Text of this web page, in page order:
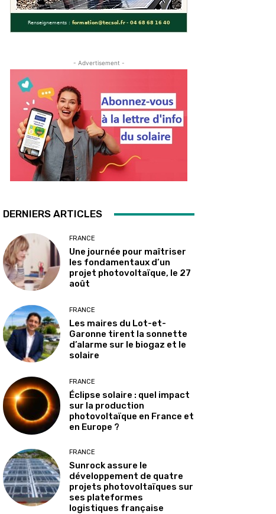
- Advertisement -
DERNIERS ARTICLES
FRANCE
Une journée pour maîtriser
les fondamentaux d’un
projet photovoltaïque, le 27
août
FRANCE
Les maires du Lot-et-
Garonne tirent la sonnette
d’alarme sur le biogaz et le
solaire
FRANCE
Éclipse solaire : quel impact
sur la production
photovoltaïque en France et
en Europe ?
FRANCE
Sunrock assure le
développement de quatre
projets photovoltaïques sur
ses plateformes
logistiques française